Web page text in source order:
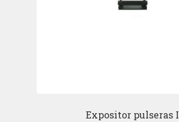
Expositor pulseras I